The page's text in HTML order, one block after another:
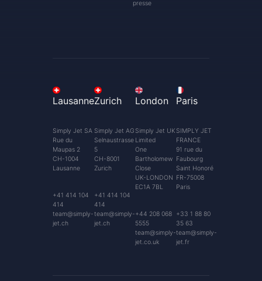
presse
Lausanne
Simply Jet SA
Rue du
Maupas 2
CH-1004
Lausanne
+41 414 104
414
team@simply-
jet.ch
Zurich
Simply Jet AG
Selnaustrasse
5
CH-8001
Zurich
+41 414 104
414
team@simply-
jet.ch
London
Simply Jet UK
Limited
One
Bartholomew
Close
UK-LONDON
EC1A 7BL
+44 208 068
5555
team@simply-
jet.co.uk
Paris
SIMPLY JET
FRANCE
91 rue du
Faubourg
Saint Honoré
FR-75008
Paris
+33 1 88 80
35 63
team@simply-
jet.fr